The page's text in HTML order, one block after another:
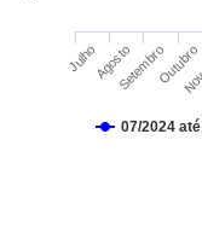
07/2024
JulhoAgostoSetembroOutubro